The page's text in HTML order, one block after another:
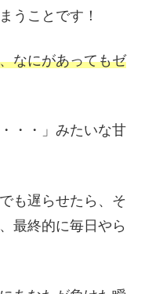
うことです！
なにがあってもゼ
・・」みたいな甘
も遅らせたら、そ
最終的に毎日やら